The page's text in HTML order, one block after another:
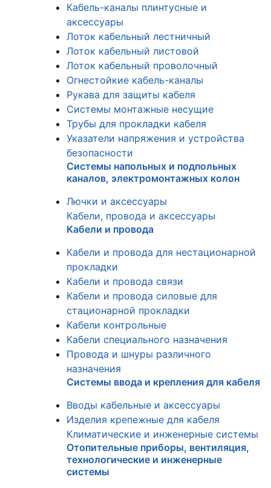
Кабель-каналы плинтусные и
аксессуары
Лоток кабельный лестничный
Лоток кабельный листовой
Лоток кабельный проволочный
Огнестойкие кабель-каналы
Рукава для защиты кабеля
Системы монтажные несущие
Трубы для прокладки кабеля
Указатели напряжения и устройства
безопасности
Системы напольных и подпольных
каналов, электромонтажных колон
Лючки и аксессуары
Кабели, провода и аксессуары
Кабели и провода
Кабели и провода для нестационарной
прокладки
Кабели и провода связи
Кабели и провода силовые для
стационарной прокладки
Кабели контрольные
Кабели специального назначения
Провода и шнуры различного
назначения
Системы ввода и крепления для кабеля
Вводы кабельные и аксессуары
Изделия крепежные для кабеля
Климатические и инженерные системы
Отопительные приборы, вентиляция,
технологические и инженерные
системы